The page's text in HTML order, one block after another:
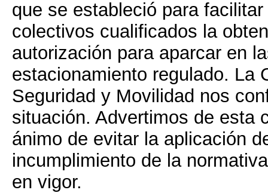
que se estableció para
colectivos cualificados la
autorización para aparcar en
estacionamiento regulado. La
Seguridad y Movilidad nos
situación. Advertimos de esta
ánimo de evitar la aplicación
incumplimiento de la
en vigor.